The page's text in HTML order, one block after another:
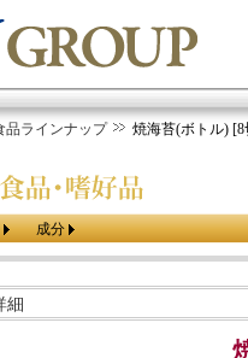
品ラインナップ 焼海苔(ボトル) [8
成分
細